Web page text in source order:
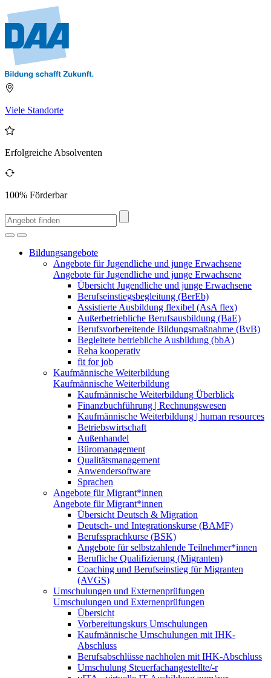
Viele Standorte
Erfolgreiche Absolventen
100% Förderbar
Bildungsangebote
Angebote für Jugendliche und junge Erwachsene
Angebote für Jugendliche und junge Erwachsene
Übersicht Jugendliche und junge Erwachsene
Berufseinstiegsbegleitung (BerEb)
Assistierte Ausbildung flexibel (AsA flex)
Außerbetriebliche Berufsausbildung (BaE)
Berufsvorbereitende Bildungsmaßnahme (BvB)
Begleitete betriebliche Ausbildung (bbA)
Reha kooperativ
fit for job
Kaufmännische Weiterbildung
Kaufmännische Weiterbildung
Kaufmännische Weiterbildung Überblick
Finanzbuchführung | Rechnungswesen
Kaufmännische Weiterbildung | human resources
Betriebswirtschaft
Außenhandel
Büromanagement
Qualitätsmanagement
Anwendersoftware
Sprachen
Angebote für Migrant*innen
Angebote für Migrant*innen
Übersicht Deutsch & Migration
Deutsch- und Integrationskurse (BAMF)
Berufssprachkurse (BSK)
Angebote für selbstzahlende Teilnehmer*innen
Berufliche Qualifizierung (Migranten)
Coaching und Berufseinstieg für Migranten
(AVGS)
Umschulungen und Externenprüfungen
Umschulungen und Externenprüfungen
Übersicht
Vorbereitungskurs Umschulungen
Kaufmännische Umschulungen mit IHK-
Abschluss
Berufsabschlüsse nachholen mit IHK-Abschluss
Umschulung Steuerfachangestellte/-r